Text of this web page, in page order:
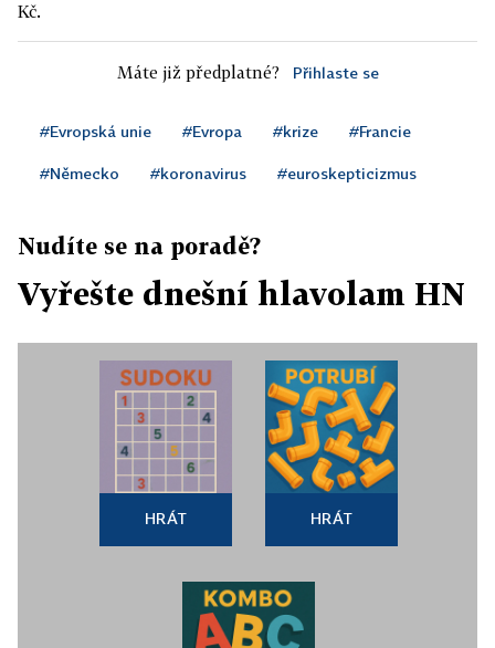
Kč.
Máte již předplatné? Přihlaste se
#Evropská unie #Evropa #krize #Francie
#Německo #koronavirus #euroskepticizmus
Nudíte se na poradě?
Vyřešte dnešní hlavolam HN
HRÁT HRÁT